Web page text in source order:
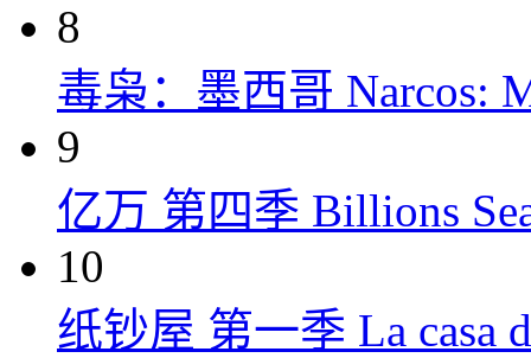
8
毒枭：墨西哥 Narcos:
9
亿万 第四季 Billions
10
纸钞屋 第一季 La casa